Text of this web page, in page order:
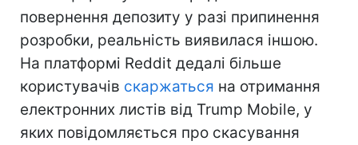
повернення депозиту у разі припинення
розробки, реальність виявилася іншою.
На платформі Reddit дедалі більше
користувачів скаржаться на отримання
електронних листів від Trump Mobile, у
яких повідомляється про скасування